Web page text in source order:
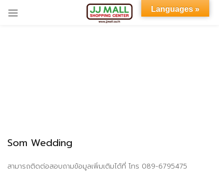
Som Wedding
สามารถติดต่อสอบถามข้อมูลเพิ่มเติมได้ที่ โทร 089-6795475
Languages »
Sign in